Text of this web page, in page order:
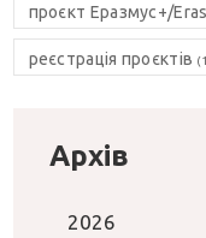
проєкт Еразмус+/
реєстрація проєктів
Архів
2026